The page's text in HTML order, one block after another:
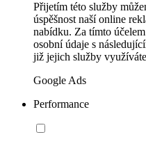
Přijetím této služby
úspěšnost naší online
nabídku. Za tímto
osobní údaje s
již jejich služby
Google Ads
Performance